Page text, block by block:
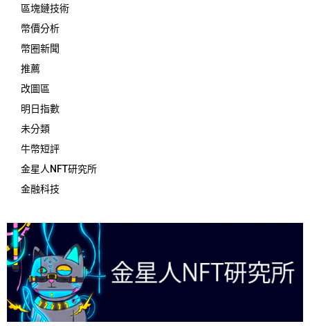
區塊鏈技術
幣價分析
幣圈新聞
推薦
改圖區
明日指數
未分類
牛幣短評
金星人NFT研究所
金融科技